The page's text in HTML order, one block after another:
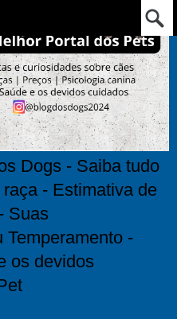
Dogs - Saiba tudo
- Estimativa de
Suas
Temperamento -
os devidos